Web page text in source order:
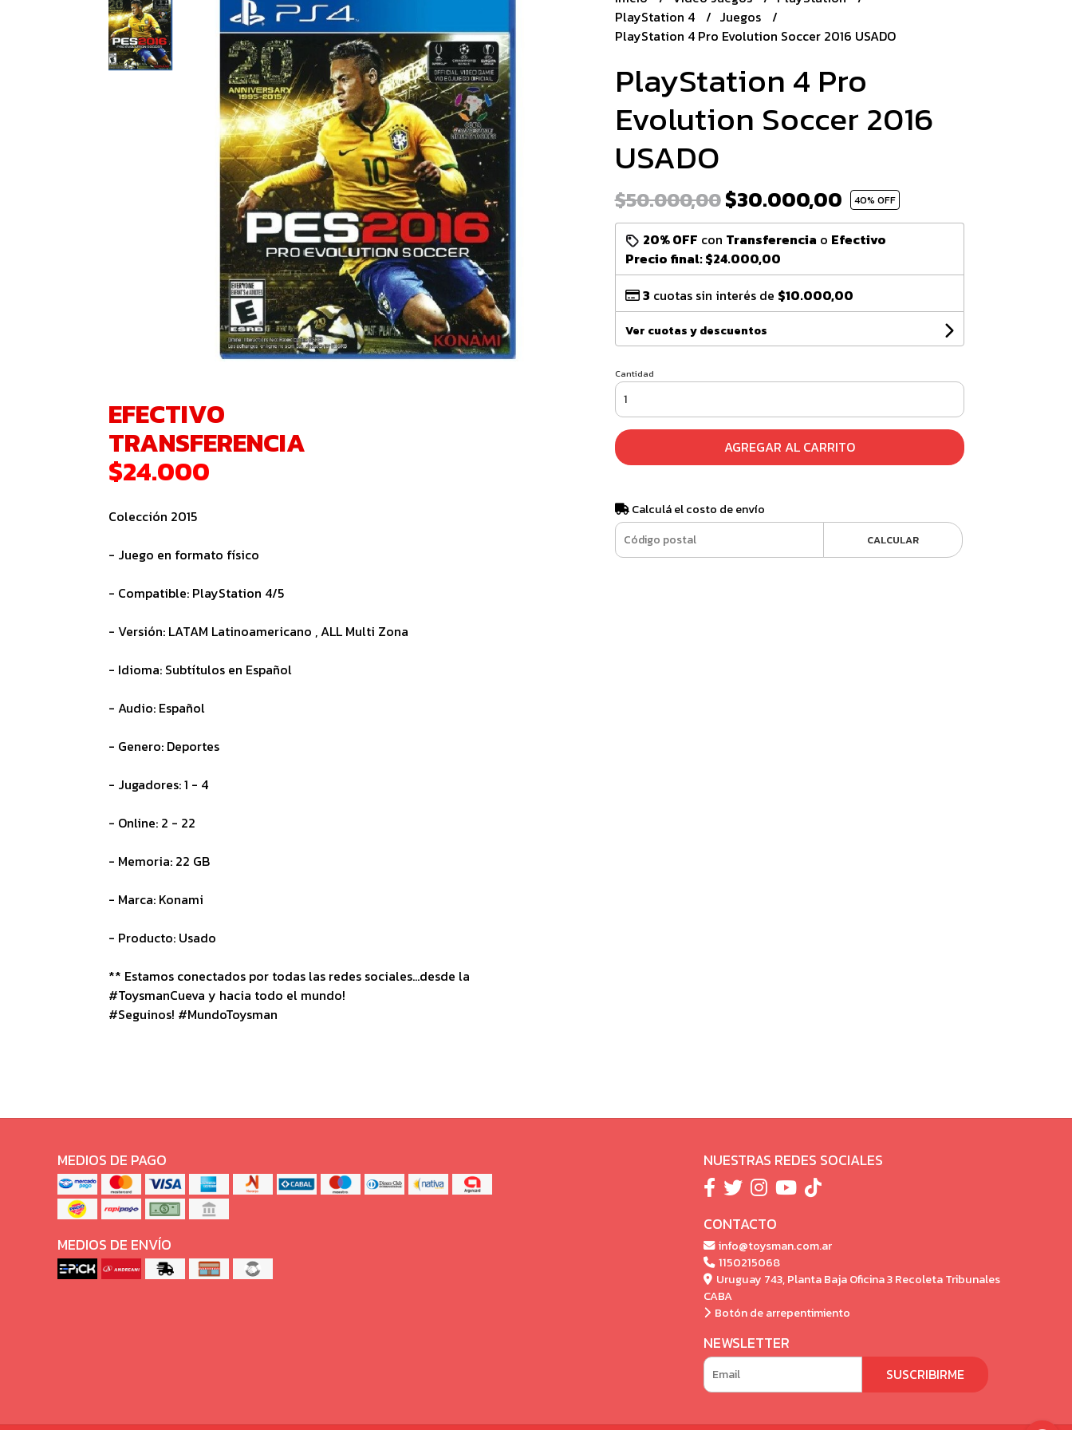
EFECTIVO
TRANSFERENCIA
$24.000
Colección 2015
- Juego en formato físico
- Compatible: PlayStation 4/5
- Versión: LATAM Latinoamericano , ALL Multi Zona
- Idioma: Subtítulos en Español
- Audio: Español
- Genero: Deportes
- Jugadores: 1 - 4
- Online: 2 - 22
- Memoria: 22 GB
- Marca: Konami
- Producto: Usado
** Estamos conectados por todas las redes sociales...desde la
#ToysmanCueva y hacia todo el mundo!
#Seguinos! #MundoToysman
PlayStation 4
Juegos
PlayStation 4 Pro Evolution Soccer 2016 USADO
PlayStation 4 Pro
Evolution Soccer 2016
USADO
$50.000,00$30.000,00 40% OFF
20% OFF con Transferencia o Efectivo
Precio final:$24.000,00
3 cuotas sin interés de $10.000,00
Ver cuotas y descuentos
Cantidad
AGREGAR AL CARRITO
Calculá el costo de envío
CALCULAR
MEDIOS DE PAGO
MEDIOS DE ENVÍO
NUESTRAS REDES SOCIALES
CONTACTO
info@toysman.com.ar
1150215068
Uruguay 743, Planta Baja Oficina 3 Recoleta Tribunales
CABA
Botón de arrepentimiento
NEWSLETTER
SUSCRIBIRME